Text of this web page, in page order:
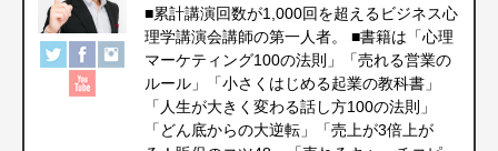
■累計講演回数が1,000回を超えるビジネス心
理学講演会講師の第一人者。 ■書籍は「心理
マーケティング100の法則」「売れる営業の
ルール」「小さくはじめる起業の教科書」
「人生が大きく変わる話し方100の法則」
「どん底からの大逆転」「売上が3倍上が